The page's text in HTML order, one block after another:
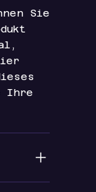
Sie
Ihre